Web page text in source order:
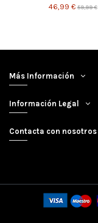
46,99 €59,99 €
Más Información
Información Legal
Contacta con nosotros